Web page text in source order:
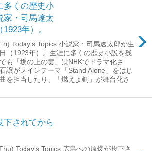
多くの歴史小
家・司馬遼太
年）。
›
Today's Topics 小説家・司馬遼太郎が生
（1923年）。生涯に多くの歴史小説を残
も「坂の上の雲」はNHKでドラマ化さ
譲がメインテーマ「Stand Alone」をはじ
を担当したり、「燃えよ剣」が舞台化さ
下されてから
Today's Topics 広島への原爆が投下さ